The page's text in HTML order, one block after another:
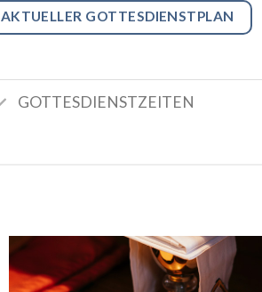
AKTUELLER GOTTESDIENSTPLAN
GOTTESDIENSTZEITEN